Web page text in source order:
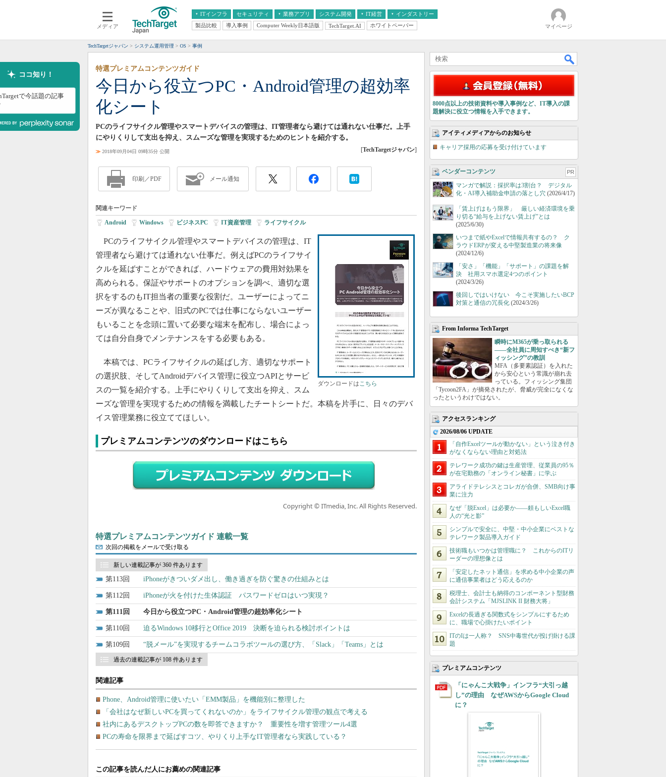
メディア
ITインフラ
クラウド
スマートモバイル
ネットワーク
システム運用管理
セキュリティ 業務アプリ
エンタープライズAI
ERP
CX
情報系システム
システム開発 IT経営
経営とIT
インダストリー
医療IT
製品比較 導入事例 Computer Weekly日本語版 TechTarget.AI ホワイトペーパー マイページ
TechTargetジャパン システム運用管理 OS 事例
ココ知り！
で今話題の記事
今日から役立つPC・Android管理の超効率
化シート
特選プレミアムコンテンツガイド
PCのライフサイクル管理やスマートデバイスの管理は、IT管理者なら避けては通れない仕事だ。上手
にやりくりして支出を抑え、スムーズな管理を実現するためのヒントを紹介する。
≫ 2018年09月04日 09時35分 公開 [TechTargetジャパン]
印刷／PDF メール通知
関連キーワード
Android Windows ビジネスPC IT資産管理 ライフサイクル
ダウンロードはこちら
PCのライフサイクル管理やスマートデバイスの管理は、IT
管理者なら避けては通れない仕事だ。例えばPCのライフサイ
クルを延ばすことができれば、ハードウェアの費用対効果を
高められる。保証やサポートのオプションを調べ、適切な選
択をするのもIT担当者の重要な役割だ。ユーザーによってニ
ーズが異なることや、旧式のPCでは仕事にならないユーザー
もいることを念頭に置いて必要な端末を配布し、場合によっ
ては自分自身でメンテナンスをする必要もある。
本稿では、PCライフサイクルの延ばし方、適切なサポート
の選択肢、そしてAndroidデバイス管理に役立つAPIとサービ
スの一覧を紹介する。上手にやりくりして支出を抑え、スム
ーズな管理を実現するための情報を満載したチートシートだ。本稿を片手に、日々のデバ
イス管理業務に役立ててほしい。
プレミアムコンテンツのダウンロードはこちら
Copyright © ITmedia, Inc. All Rights Reserved.
特選プレミアムコンテンツガイド 連載一覧
次回の掲載をメールで受け取る
新しい連載記事が 360 件あります
113 iPhoneがきついダメ出し、働き過ぎを防ぐ驚きの仕組みとは
112 iPhoneが火を付けた生体認証 パスワードゼロはいつ実現？
111 今日から役立つPC・Android管理の超効率化シート
110 迫るWindows 10移行とOffice 2019 決断を迫られる検討ポイントは
109 “脱メール”を実現するチームコラボツールの選び方、「Slack」「Teams」とは
過去の連載記事が 108 件あります
関連記事
Phone、Android管理に使いたい「EMM製品」を機能別に整理した
「会社はなぜ新しいPCを買ってくれないのか」をライフサイクル管理の観点で考える
社内にあるデスクトップPCの数を即答できますか？ 重要性を増す管理ツール4選
PCの寿命を限界まで延ばすコツ、やりくり上手なIT管理者なら実践している？
8000点以上の技術資料や導入事例など、IT導入の課
題解決に役立つ情報を入手できます。
アイティメディアからのお知らせ
キャリア採用の応募を受け付けています
ベンダーコンテンツ PR
マンガで解説：採択率は3割台？ デジタル
化・AI導入補助金申請の落とし穴 (2026/4/17)
「賃上げはもう限界」 厳しい経済環境を乗
り切る“給与を上げない賃上げ”とは
(2025/6/30)
いつまで紙やExcelで情報共有するの？ ク
ラウドERPが変える中堅製造業の将来像
(2024/12/6)
「安さ」「機能」「サポート」の課題を解
決 社用スマホ選定4つのポイント
(2024/3/26)
後回しではいけない 今こそ実施したいBCP
対策と通信の冗長化 (2024/3/26)
From Informa TechTarget
瞬時にM365が乗っ取られる
――全社員に周知すべき“新フ
ィッシング”の教訓
MFA（多要素認証）を入れた
から安心という常識が崩れ去
っている。フィッシング集団
「Tycoon2FA」が摘発されたが、脅威が完全になくな
ったというわけではない。
アクセスランキング
2026/08/06 UPDATE
「自作Excelツールが動かない」という泣き付き
がなくならない理由と対処法
テレワーク成功の鍵は生産管理、従業員の95％
が在宅勤務の「オンライン秘書」に学ぶ
アライドテレシスとコレガが合併、SMB向け事
業に注力
なぜ「脱Excel」は必要か――頼もしいExcel職
人の“光と影”
シンプルで安全に、中堅・中小企業にベストな
テレワーク製品導入ガイド
技術職もいつかは管理職に？ これからのITリ
ーダーの理想像とは
「安定したネット通信」を求める中小企業の声
に通信事業者はどう応えるのか
税理士、会計士も納得のコンポーネント型財務
会計システム「MJSLINK II 財務大将」
Excelの長過ぎる関数式をシンプルにするため
に、職場で心掛けたいポイント
ITのIは一人称？ SNS中毒世代が投げ掛ける課
題
プレミアムコンテンツ
「にゃんこ大戦争」インフラ“大引っ越
し”の理由 なぜAWSからGoogle Cloud
に？